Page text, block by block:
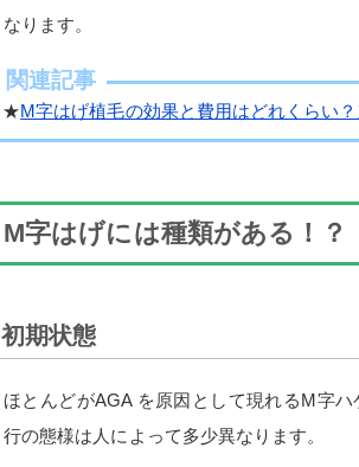
なります。
関連記事
★M字はげ植毛の効果と費用はどれくらい
M字はげには種類がある！？
初期状態
ほとんどがAGA を原因として現れるM字
行の態様は人によって多少異なります。